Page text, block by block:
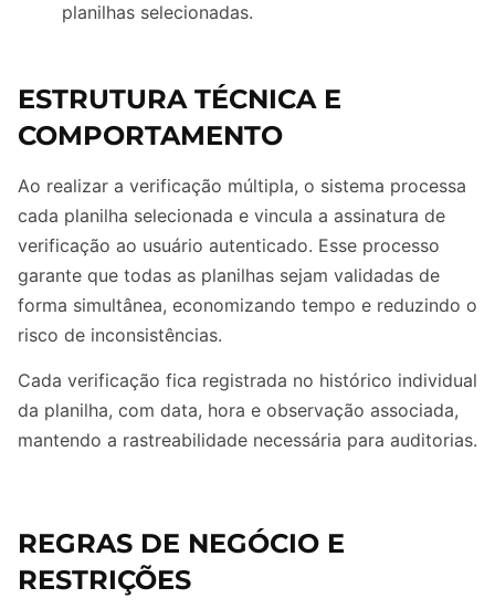
planilhas selecionadas.
ESTRUTURA TÉCNICA E
COMPORTAMENTO
Ao realizar a verificação múltipla, o sistema processa
cada planilha selecionada e vincula a assinatura de
verificação ao usuário autenticado. Esse processo
garante que todas as planilhas sejam validadas de
forma simultânea, economizando tempo e reduzindo o
risco de inconsistências.
Cada verificação fica registrada no histórico individual
da planilha, com data, hora e observação associada,
mantendo a rastreabilidade necessária para auditorias.
REGRAS DE NEGÓCIO E
RESTRIÇÕES